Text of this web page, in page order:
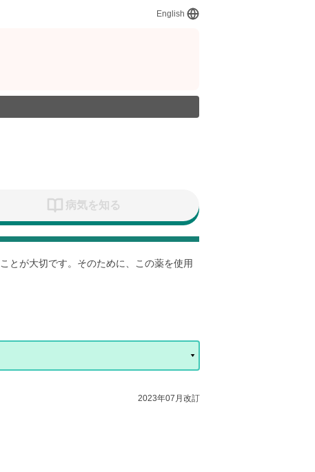
English
病気を知る
とが大切です。そのために、この薬を使用
2023年07月改訂